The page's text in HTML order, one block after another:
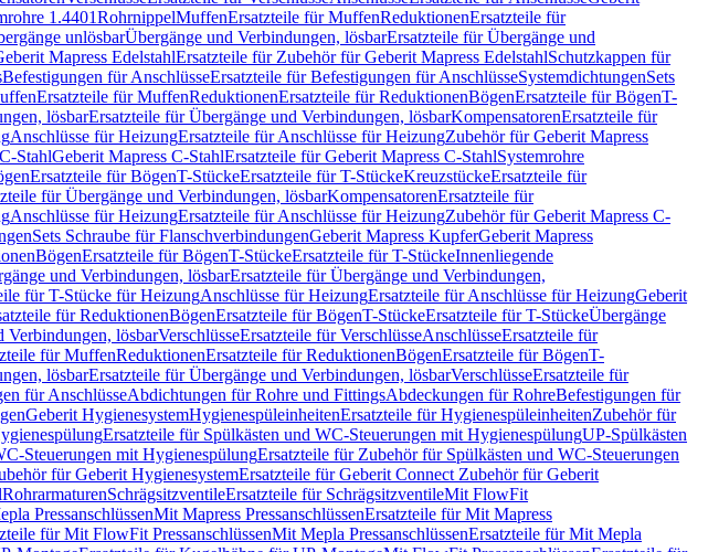
1.4401RohrnippelMuffenErsatzteile für MuffenReduktionenErsatzteile für
unlösbarÜbergänge und Verbindungen, lösbarErsatzteile für Übergänge und
Mapress EdelstahlErsatzteile für Zubehör für Geberit Mapress EdelstahlSchutzkappen für
Befestigungen für AnschlüsseErsatzteile für Befestigungen für AnschlüsseSystemdichtungenSets
Ersatzteile für MuffenReduktionenErsatzteile für ReduktionenBögenErsatzteile für BögenT-
lösbarErsatzteile für Übergänge und Verbindungen, lösbarKompensatorenErsatzteile für
Anschlüsse für HeizungErsatzteile für Anschlüsse für HeizungZubehör für Geberit Mapress
StahlGeberit Mapress C-StahlErsatzteile für Geberit Mapress C-StahlSystemrohre
Ersatzteile für BögenT-StückeErsatzteile für T-StückeKreuzstückeErsatzteile für
für Übergänge und Verbindungen, lösbarKompensatorenErsatzteile für
Anschlüsse für HeizungErsatzteile für Anschlüsse für HeizungZubehör für Geberit Mapress C-
Sets Schraube für FlanschverbindungenGeberit Mapress KupferGeberit Mapress
BögenErsatzteile für BögenT-StückeErsatzteile für T-StückeInnenliegende
und Verbindungen, lösbarErsatzteile für Übergänge und Verbindungen,
für T-Stücke für HeizungAnschlüsse für HeizungErsatzteile für Anschlüsse für HeizungGeberit
für ReduktionenBögenErsatzteile für BögenT-StückeErsatzteile für T-StückeÜbergänge
Verbindungen, lösbarVerschlüsseErsatzteile für VerschlüsseAnschlüsseErsatzteile für
für MuffenReduktionenErsatzteile für ReduktionenBögenErsatzteile für BögenT-
lösbarErsatzteile für Übergänge und Verbindungen, lösbarVerschlüsseErsatzteile für
für AnschlüsseAbdichtungen für Rohre und FittingsAbdeckungen für RohreBefestigungen für
Geberit HygienesystemHygienespüleinheitenErsatzteile für HygienespüleinheitenZubehör für
Ersatzteile für Spülkästen und WC-Steuerungen mit HygienespülungUP-Spülkästen
Steuerungen mit HygienespülungErsatzteile für Zubehör für Spülkästen und WC-Steuerungen
für Geberit HygienesystemErsatzteile für Geberit Connect Zubehör für Geberit
RohrarmaturenSchrägsitzventileErsatzteile für SchrägsitzventileMit FlowFit
PressanschlüssenMit Mapress PressanschlüssenErsatzteile für Mit Mapress
für Mit FlowFit PressanschlüssenMit Mepla PressanschlüssenErsatzteile für Mit Mepla